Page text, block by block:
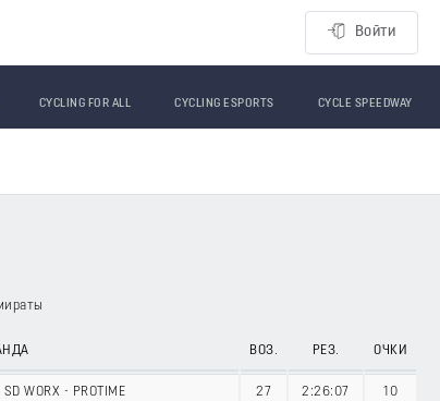
Войти
CYCLING FOR ALL CYCLING ESPORTS CYCLE SPEEDWAY
ВОЗ. РЕЗ. ОЧКИ
SD WORX - PROTIME 27 2:26:07 10